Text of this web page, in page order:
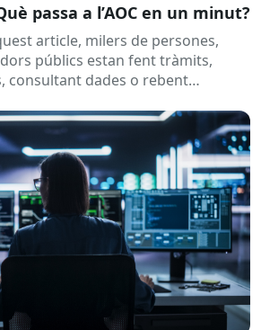
passa a l’AOC en un minut?
article, milers de persones,
públics estan fent tràmits,
consultant dades o rebent